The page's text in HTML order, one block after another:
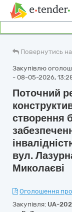
Повернутись
Закупівлю
- 08-05-2026,
Поточний
створення
вул.
Миколаєві
Оголошення
Закупівля: UA-